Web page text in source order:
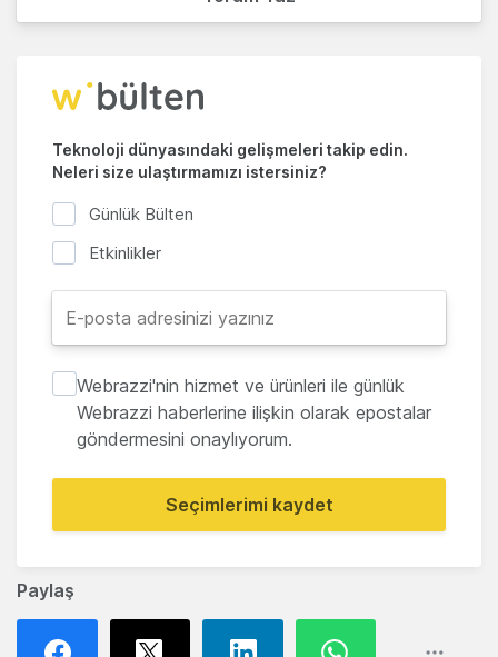
Paylaş
Teknoloji dünyasındaki gelişmeleri takip edin.
Neleri size ulaştırmamızı istersiniz?
Günlük Bülten
Etkinlikler
Webrazzi'nin hizmet ve ürünleri ile günlük
Webrazzi haberlerine ilişkin olarak epostalar
göndermesini onaylıyorum.
Seçimlerimi kaydet